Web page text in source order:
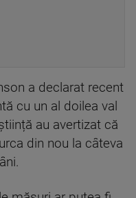
a declarat recent
cu un al doilea val
au avertizat că
din nou la câteva